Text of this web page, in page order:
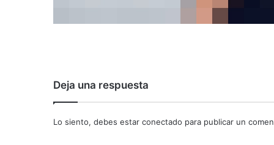
Deja una respuesta
Lo siento, debes estar conectado para publicar un